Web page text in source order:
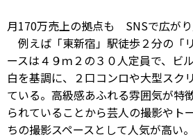
月170万売上の拠点も SNSで広が
例えば「東新宿」駅徒歩２分の「
ースは４９ｍ２の３０人定員で、ビ
白を基調に、２口コンロや大型スク
ている。高級感あふれる雰囲気が特
られていることから芸人の撮影やト
ちの撮影スペースとして人気が高い